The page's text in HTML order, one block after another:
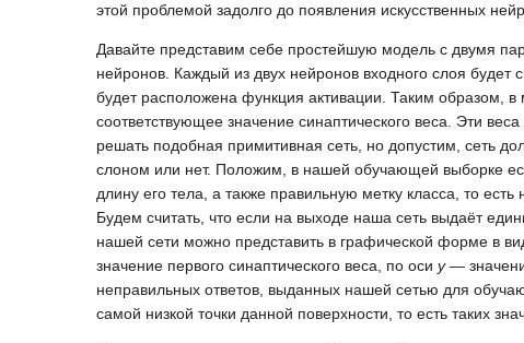
этой проблемой задолго до появления искусственных
Давайте представим себе простейшую модель с двумя
нейронов. Каждый из двух нейронов входного слоя
будет расположена функция активации. Таким образом,
соответствующее значение синаптического веса. Эти
решать подобная примитивная сеть, но допустим, сеть
слоном или нет. Положим, в нашей обучающей выборке
длину его тела, а также правильную метку класса, то
Будем считать, что если на выходе наша сеть выдаёт
нашей сети можно представить в графической форме в
значение первого синаптического веса, по оси y—
неправильных ответов, выданных нашей сетью для
самой низкой точки данной поверхности, то есть таких